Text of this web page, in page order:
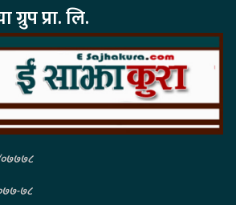
प्रा. लि.
०७७७८
७८